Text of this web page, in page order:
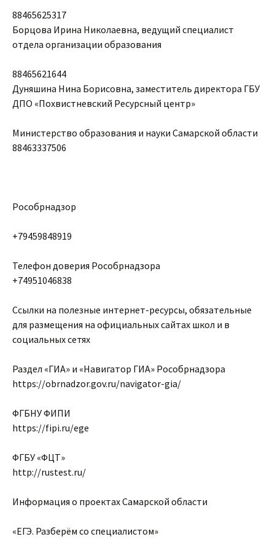
88465625317
Борцова Ирина Николаевна, ведущий специалист
отдела организации образования
88465621644
Дуняшина Нина Борисовна, заместитель директора ГБУ
ДПО «Похвистневский Ресурсный центр»
Министерство образования и науки Самарской области
88463337506
Рособрнадзор
+79459848919
Телефон доверия Рособрнадзора
+74951046838
Ссылки на полезные интернет-ресурсы, обязательные
для размещения на официальных сайтах школ и в
социальных сетях
Раздел «ГИА» и «Навигатор ГИА» Рособрнадзора
https://obrnadzor.gov.ru/navigator-gia/
ФГБНУ ФИПИ
https://fipi.ru/ege
ФГБУ «ФЦТ»
http://rustest.ru/
Информация о проектах Самарской области
«ЕГЭ. Разберём со специалистом»